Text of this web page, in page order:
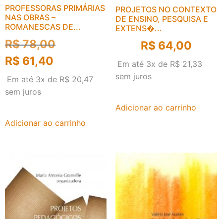
PROFESSORAS PRIMÁRIAS
NAS OBRAS –
ROMANESCAS DE...
R$78,00
R$ 61,40
Em até 3x de R$ 20,47
sem juros
Adicionar ao carrinho
PROJETOS NO CONTEXTO
DE ENSINO, PESQUISA E
EXTENS�...
R$ 64,00
Em até 3x de R$ 21,33
sem juros
Adicionar ao carrinho